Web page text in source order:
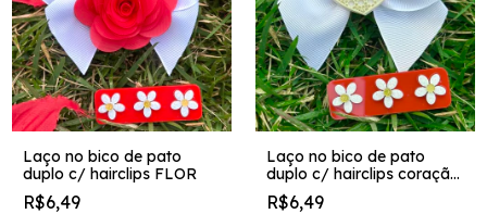
Laço no bico de pato
duplo c/ hairclips FLOR
R$6,49
Laço no bico de pato
duplo c/ hairclips coração
branco
R$6,49